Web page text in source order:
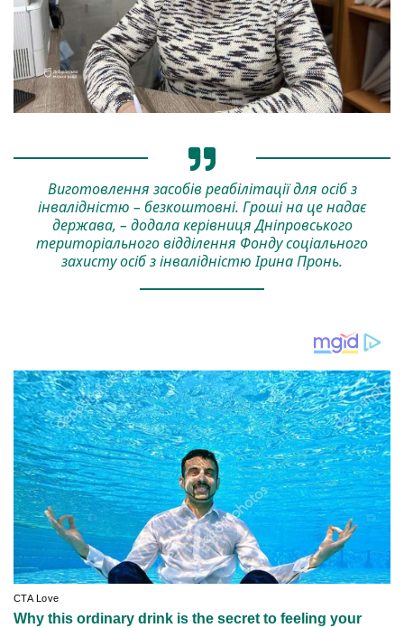
Виготовлення засобів реабілітації для осіб з
інвалідністю – безкоштовні. Гроші на це надає
держава, – додала керівниця Дніпровського
територіального відділення Фонду соціального
захисту осіб з інвалідністю Ірина Пронь.